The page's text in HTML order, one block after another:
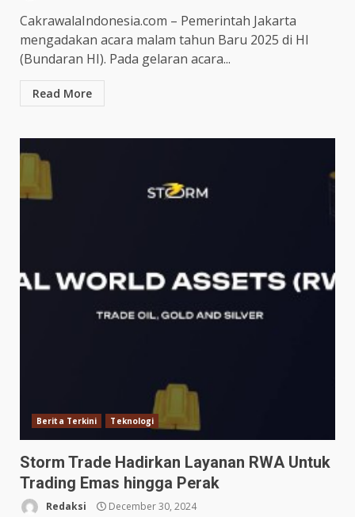
CakrawalaIndonesia.com – Pemerintah Jakarta
mengadakan acara malam tahun Baru 2025 di HI
(Bundaran HI). Pada gelaran acara...
Read More
Berita Terkini Teknologi
Storm Trade Hadirkan Layanan RWA Untuk
Trading Emas hingga Perak
Redaksi December 30, 2024